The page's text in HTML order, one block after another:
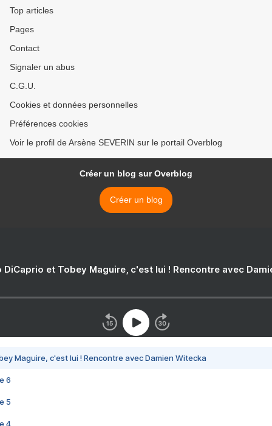
Top articles
Pages
Contact
Signaler un abus
C.G.U.
Cookies et données personnelles
Préférences cookies
Voir le profil de Arsène SEVERIN sur le portail Overblog
Créer un blog sur Overblog
Créer un blog
DiCaprio et Tobey Maguire, c'est lui ! Rencontre avec
Maguire, c'est lui ! Rencontre avec Damien Witecka
6
5
4